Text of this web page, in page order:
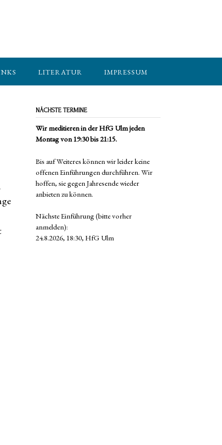
LITERATUR IMPRESSUM
NÄCHSTE TERMINE
Wir meditieren in der HfG Ulm jeden
Montag von 19:30 bis 21:15.
Bis auf Weiteres können wir leider keine
offenen Einführungen durchführen. Wir
hoffen, sie gegen Jahresende wieder
anbieten zu können.
Nächste Einführung (bitte vorher
anmelden):
24.8.2026, 18:30, HfG Ulm